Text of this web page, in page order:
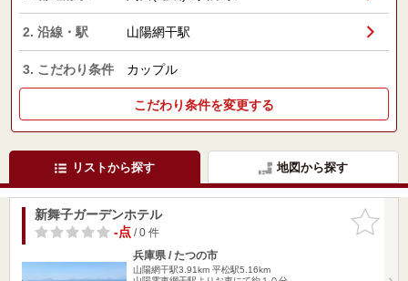
2. 沿線・駅 山陽網干駅
3. こだわり条件 カップル
こだわり条件を変更する
リストから探す 地図から探す
お気に入
りに追加
新舞子ガーデンホテル
-点/ 0 件
兵庫県 / たつの市
山陽網干駅3.91km 平松駅5.16km